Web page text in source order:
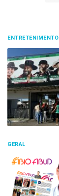
ENTRETENIMENTO
GERAL